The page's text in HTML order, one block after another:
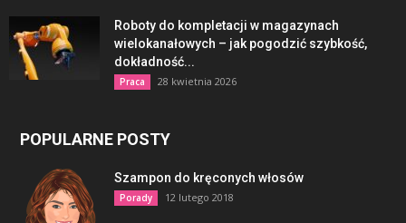
Roboty do kompletacji w magazynach
wielokanałowych – jak pogodzić szybkość,
dokładność...
Praca 28 kwietnia 2026
POPULARNE POSTY
Szampon do kręconych włosów
Porady 12 lutego 2018